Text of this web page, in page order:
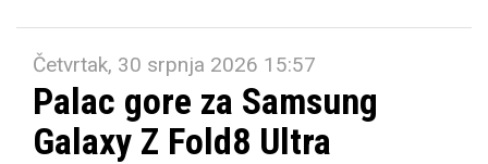
Četvrtak, 30 srpnja 2026 15:57
Palac gore za Samsung
Galaxy Z Fold8 Ultra